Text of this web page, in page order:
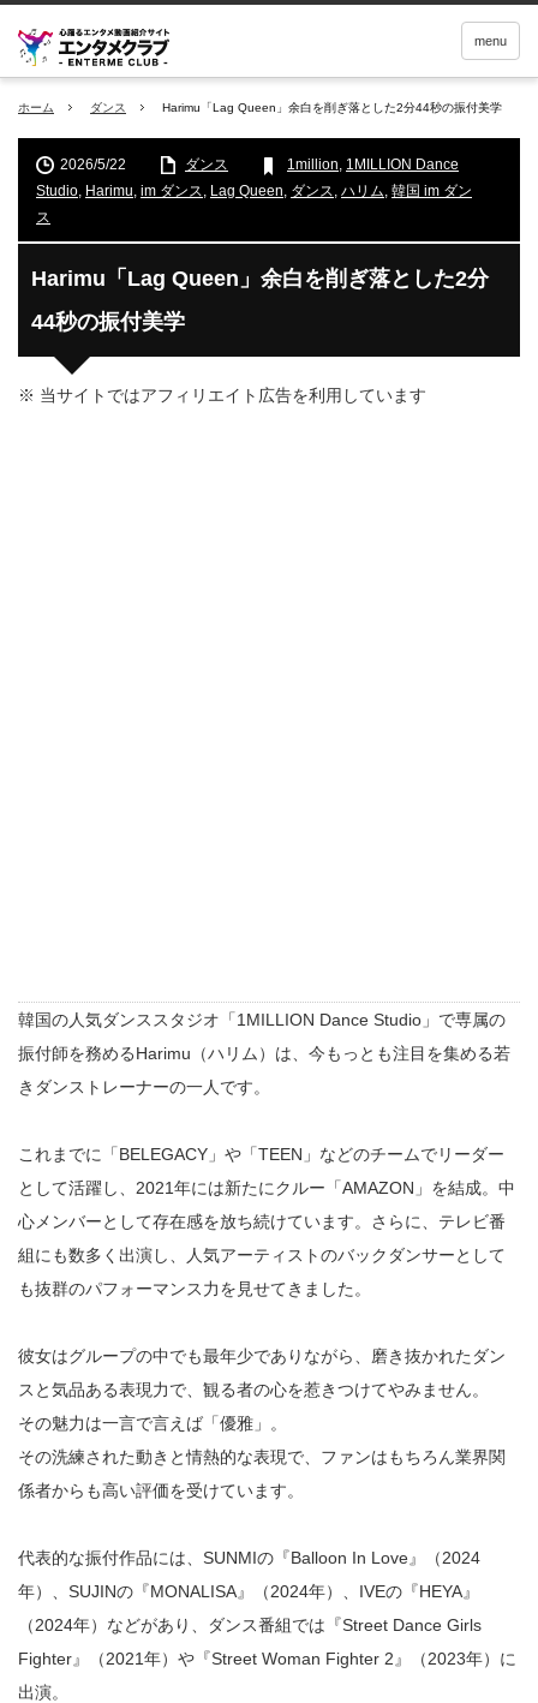
menu
ホーム ダンス Harimu「Lag Queen」余白を削ぎ落とした2分44秒の振付美学
2026/5/22 ダンス 1million, 1MILLION Dance
Studio, Harimu, im ダンス, Lag Queen, ダンス, ハリム, 韓国 im ダン
ス
Harimu「Lag Queen」余白を削ぎ落とした2分
44秒の振付美学
※ 当サイトではアフィリエイト広告を利用しています
韓国の人気ダンススタジオ「1MILLION Dance Studio」で専属の
振付師を務めるHarimu（ハリム）は、今もっとも注目を集める若
きダンストレーナーの一人です。
これまでに「BELEGACY」や「TEEN」などのチームでリーダー
として活躍し、2021年には新たにクルー「AMAZON」を結成。中
心メンバーとして存在感を放ち続けています。さらに、テレビ番
組にも数多く出演し、人気アーティストのバックダンサーとして
も抜群のパフォーマンス力を見せてきました。
彼女はグループの中でも最年少でありながら、磨き抜かれたダン
スと気品ある表現力で、観る者の心を惹きつけてやみません。
その魅力は一言で言えば「優雅」。
その洗練された動きと情熱的な表現で、ファンはもちろん業界関
係者からも高い評価を受けています。
代表的な振付作品には、SUNMIの『Balloon In Love』（2024
年）、SUJINの『MONALISA』（2024年）、IVEの『HEYA』
（2024年）などがあり、ダンス番組では『Street Dance Girls
Fighter』（2021年）や『Street Woman Fighter 2』（2023年）に
出演。